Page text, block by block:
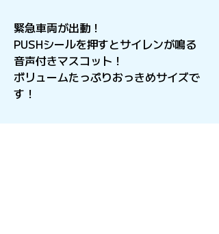
緊急車両が出動！
PUSHシールを押すとサイレンが鳴る
音声付きマスコット！
ボリュームたっぷりおっきめサイズで
す！